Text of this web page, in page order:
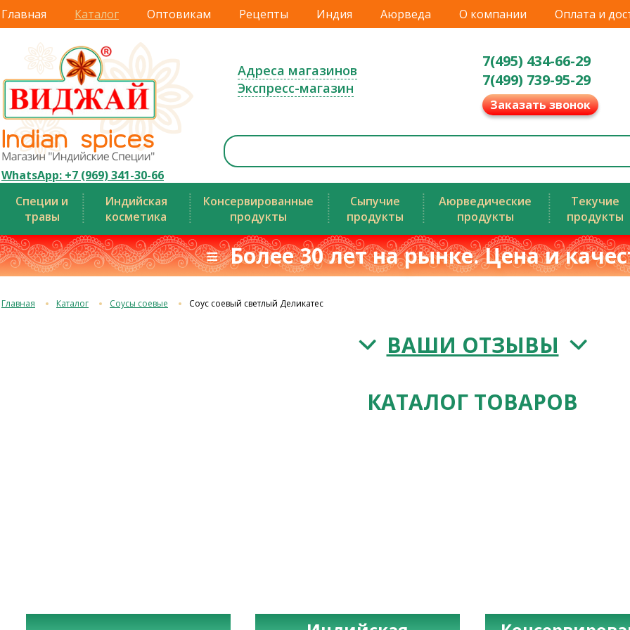
Главная Каталог Оптовикам Рецепты Индия Аюрведа О компании Оплата и
WhatsApp: +7 (969) 341-30-66
Адреса магазинов
Экспресс-магазин
7(495) 434-66-29
7(499) 739-95-29
Заказать звонок
Специи и
травы
Индийская
косметика
Консервированные
продукты
Сыпучие
продукты
Аюрведические
продукты
Текучие
продукты
≡ Более 30 лет на рынке. Цена и
Главная Каталог Соусы соевые Соус соевый светлый Деликатес
ВАШИ ОТЗЫВЫ
КАТАЛОГ ТОВАРОВ